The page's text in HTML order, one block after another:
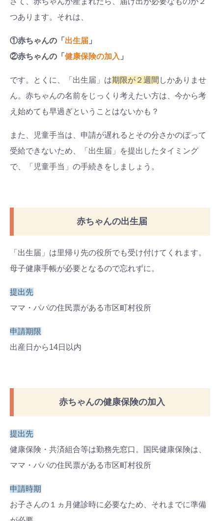
つあります。それは、
①赤ちゃんの「 出生届 」
②赤ちゃんの「 健康保険の加入 」
です。とくに、「出生届」は期限が ２ 週間 しかありませ
ん。赤ちゃんの名前をじっくり考えたい方は、今から考
え始めても早過ぎということはないかも？
また、児童手当は、申請が遅れるとその分さかのぼって
受給できないため、「出生届」を提出したタイミング
で、「児童手当」の手続きをしましょう。
赤ちゃんの出生届
「出生届」は里帰り先の役所でも受け付けてくれます。
母子健康手帳が必要となるので忘れずに。
提出先
ママ・パパの住民票がある市区町村役所
申請期限
出産日から14日以内
赤ちゃんの健康保険の加入
提出先
健康保険・共済組合等は勤務先窓口。国民健康保険は、
ママ・パパの住民票がある市区町村役所
申請時期
お子さんの１ヵ月健診時に必要なため、それまでに準備